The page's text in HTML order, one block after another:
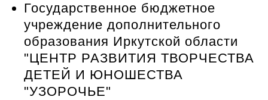
Государственное бюджетное
учреждение дополнительного
образования Иркутской области
"ЦЕНТР РАЗВИТИЯ ТВОРЧЕСТВА
ДЕТЕЙ И ЮНОШЕСТВА
"УЗОРОЧЬЕ"